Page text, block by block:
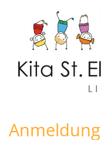
Anmeldung